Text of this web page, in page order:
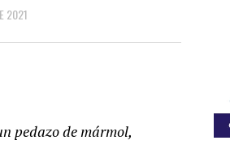
2021
pedazo de mármol,